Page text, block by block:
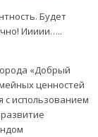
Будет
Иииии…..
«Добрый
ценностей
с использованием